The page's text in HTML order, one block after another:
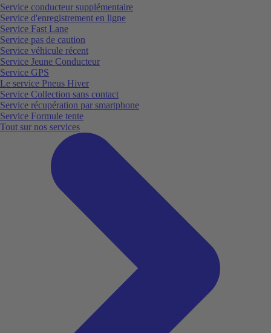
Service conducteur supplémentaire
Service d'enregistrement en ligne
Service Fast Lane
Service pas de caution
Service véhicule récent
Service Jeune Conducteur
Service GPS
Le service Pneus Hiver
Service Collection sans contact
Service récupération par smartphone
Service Formule tente
Tout sur nos services